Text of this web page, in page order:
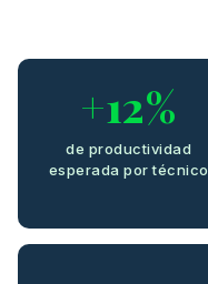
+12%
de productividad
esperada por técnico